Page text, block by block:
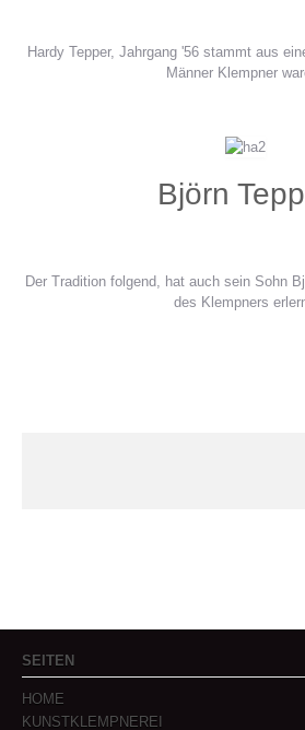
Hardy Tepper, Jahrgang '56 stammt aus
Männer Klempner
Björn
Der Tradition folgend, hat auch sein Sohn
des Klempners
SEITEN
HOME
KUNSTKLEMPNEREI